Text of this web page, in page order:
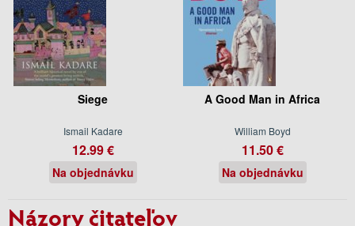
Siege
Ismail Kadare
12.99 €
Na objednávku
A Good Man in Africa
William Boyd
11.50 €
Na objednávku
Názory čitateľov